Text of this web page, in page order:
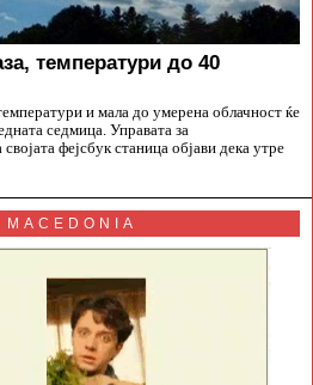
температури до 40
и мала до умерена облачност ќе
седмица. Управата за
фејсбук станица објави дека утре
MACEDONIA